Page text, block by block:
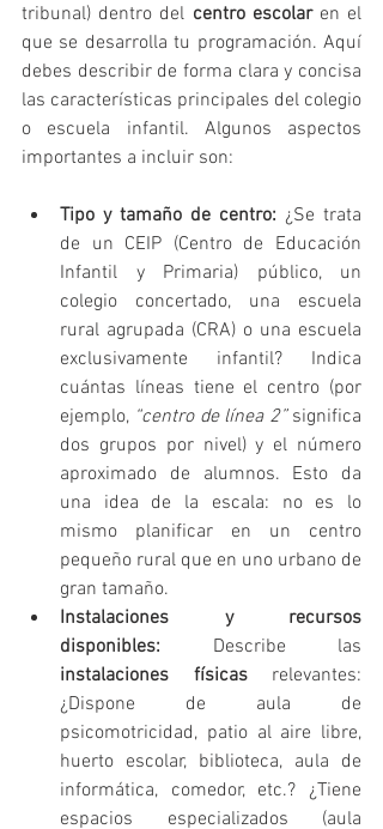
tribunal) dentro del centro escolar en el
que se desarrolla tu programación. Aquí
debes describir de forma clara y concisa
las características principales del colegio
o escuela infantil. Algunos aspectos
importantes a incluir son:
Tipo y tamaño de centro: ¿Se trata
de un CEIP (Centro de Educación
Infantil y Primaria) público, un
colegio concertado, una escuela
rural agrupada (CRA) o una escuela
exclusivamente infantil? Indica
cuántas líneas tiene el centro (por
ejemplo, “centro de línea 2” significa
dos grupos por nivel) y el número
aproximado de alumnos. Esto da
una idea de la escala: no es lo
mismo planificar en un centro
pequeño rural que en uno urbano de
gran tamaño.
Instalaciones y recursos
disponibles:
instalaciones físicas relevantes:
¿Dispone de aula de
psicomotricidad, patio al aire libre,
huerto escolar, biblioteca, aula de
informática, comedor, etc.? ¿Tiene
espacios especializados (aula